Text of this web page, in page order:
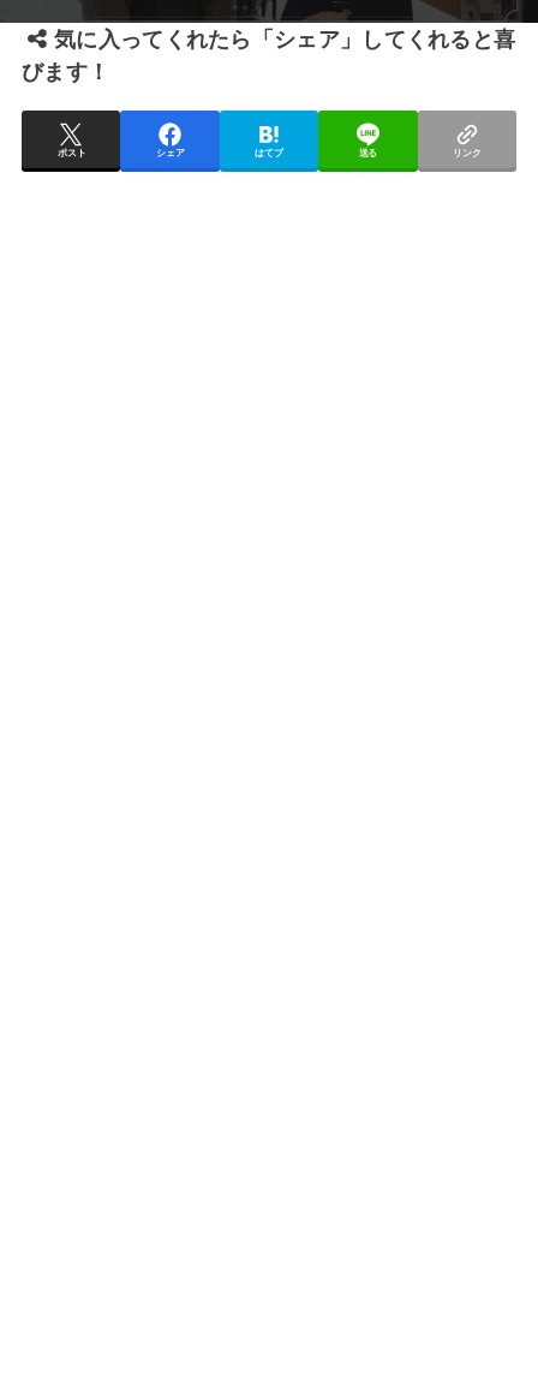
気に入ってくれたら「シェア」してくれると喜
びます！
ポスト シェア はてブ 送る リンク